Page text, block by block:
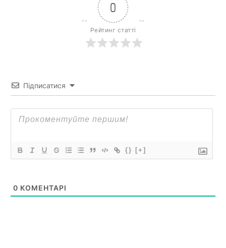
0
Рейтинг статті
Підписатися
{} [+]
0 КОМЕНТАРІ